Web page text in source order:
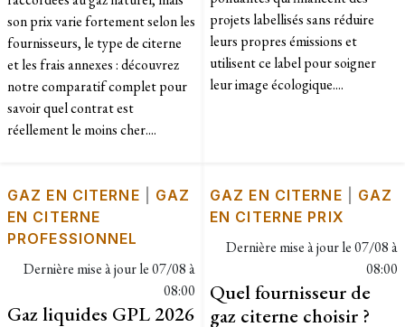
son prix varie fortement selon les
fournisseurs, le type de citerne
et les frais annexes : découvrez
notre comparatif complet pour
savoir quel contrat est
réellement le moins cher....
projets labellisés sans réduire
leurs propres émissions et
utilisent ce label pour soigner
leur image écologique....
GAZ EN CITERNE
GAZ
EN CITERNE
PROFESSIONNEL
Dernière mise à jour le07/08 à
08:00
Gaz liquides GPL 2026
GAZ EN CITERNE
GAZ
EN CITERNE PRIX
Dernière mise à jour le07/08 à
08:00
Quel fournisseur de
gaz citerne choisir ?